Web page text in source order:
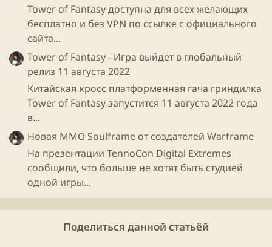
Выручка соцсети "ВКонтакте" в I квартале 2017 г.
составила 2,744 млрд руб., что на 45,9% больше
показателя за аналогичный период прошлого года.
Показатель EBITDA "ВКонтакте" в I квартале
составил 1,787 млрд руб. (годом ранее - 1 млрд руб.),
рентабельность по EBITDA - 65,1% против 55,1% в I
квартале2016г. Основную часть доходов
"ВКонтакте" принесла реклама, доходы от рекламы
росли быстрее, чем другие доходы. Холдинг
сохраняет прогноз, согласно которому выручка
"ВКонтакте" может удвоиться в течение следующих
3-4 лет.
активная месячная аудитория соцcети достигла 80
Tower of Fantasy доступна для всех желающих
бесплатно и без VPN по ссылке с официального
сайта...
Tower of Fantasy - Игра выйдет в глобальный
релиз 11 августа 2022
Китайская кросс платформенная гача гриндилка
Tower of Fantasy запустится 11 августа 2022 года
в...
Новая ММО Soulframe от создателей Warframe
На презентации TennoCon Digital Extremes
сообщили, что больше не хотят быть студией
одной игры...
Поделиться данной статьёй